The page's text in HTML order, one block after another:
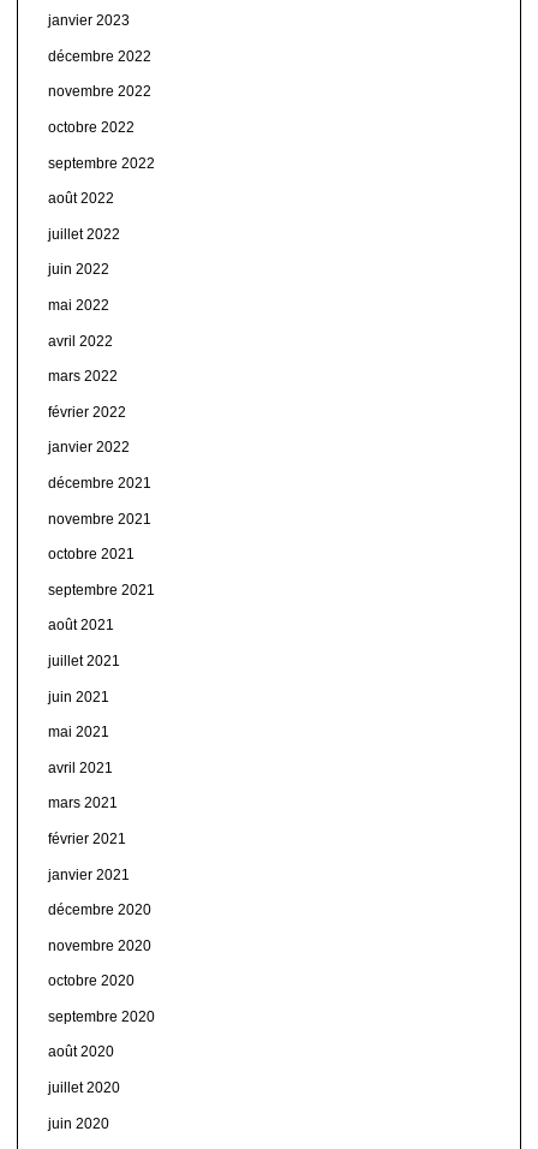
janvier 2023
décembre 2022
novembre 2022
octobre 2022
septembre 2022
août 2022
juillet 2022
juin 2022
mai 2022
avril 2022
mars 2022
février 2022
janvier 2022
décembre 2021
novembre 2021
octobre 2021
septembre 2021
août 2021
juillet 2021
juin 2021
mai 2021
avril 2021
mars 2021
février 2021
janvier 2021
décembre 2020
novembre 2020
octobre 2020
septembre 2020
août 2020
juillet 2020
juin 2020